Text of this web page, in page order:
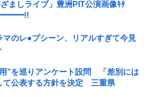
ましライブ」豊洲PIT公演画像ｷﾀ
マのレ●プシーン、リアルすぎて今見
”を巡りアンケート設問 「差別には
て公表する方針を決定 三重県